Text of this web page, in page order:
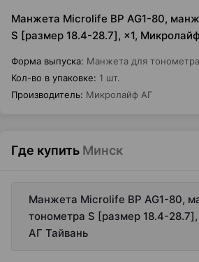
Манжета Microlife BP AG1-80,
S [размер 18.4-28.7], ×1,
Форма выпуска: Манжета для
Кол-во в упаковке: 1 шт.
Производитель: Микролайф АГ
Где купить Минск
Манжета Microlife BP AG1-80,
тонометра S [размер 18.4-
АГ Тайвань